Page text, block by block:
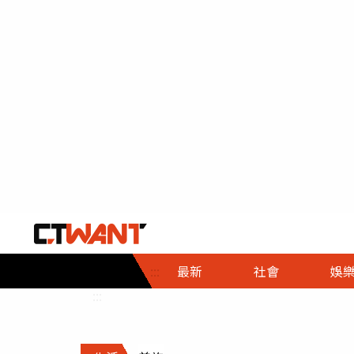
::: 最新 社會
社會首頁
時事
調查
娛樂
娛樂首頁
即時
財經首頁
熱線
政